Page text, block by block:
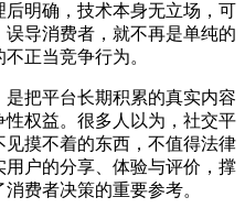
明确，技术本身无立场，可
导消费者，就不再是单纯的
正当竞争行为。
把平台长期积累的真实内容
权益。很多人以为，社交平
摸不着的东西，不值得法律
户的分享、体验与评价，撑
费者决策的重要参考。